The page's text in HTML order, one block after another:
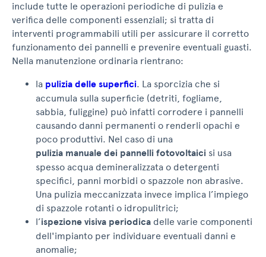
include tutte le operazioni periodiche di pulizia e
verifica delle componenti essenziali; si tratta di
interventi programmabili utili per assicurare il corretto
funzionamento dei pannelli e prevenire eventuali guasti.
Nella manutenzione ordinaria rientrano:
la pulizia delle superfici. La sporcizia che si
accumula sulla superficie (detriti, fogliame,
sabbia, fuliggine) può infatti corrodere i pannelli
causando danni permanenti o renderli opachi e
poco produttivi. Nel caso di una
pulizia manuale dei pannelli fotovoltaici si usa
spesso acqua demineralizzata o detergenti
specifici, panni morbidi o spazzole non abrasive.
Una pulizia meccanizzata invece implica l’impiego
di spazzole rotanti o idropulitrici;
l’ispezione visiva periodica delle varie componenti
dell'impianto per individuare eventuali danni e
anomalie;